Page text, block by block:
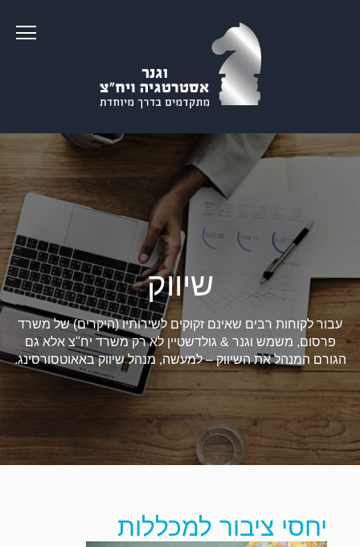
שיווק
עבור לקוחות רבים שאינם זקוקים לשירותיו (היקרים) של משרד
פרסום, משמש וגנר & גולדשטיין לא רק משרד יח"צ אלא גם
הגורם המנהל את השיווק – למעשה, מנהל שיווק באאוטסורסינג.
יחסי ציבור למכללות